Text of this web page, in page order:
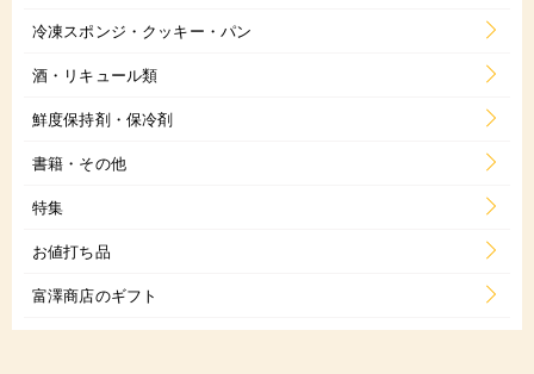
冷凍スポンジ・クッキー・パン
酒・リキュール類
鮮度保持剤・保冷剤
書籍・その他
特集
お値打ち品
富澤商店のギフト